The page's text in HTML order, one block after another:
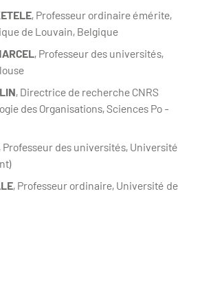
, Professeur ordinaire émérite,
de Louvain, Belgique
, Professeur des universités,
, Directrice de recherche CNRS
des Organisations, Sciences Po -
, Professeur des universités, Université
, Professeur ordinaire, Université de